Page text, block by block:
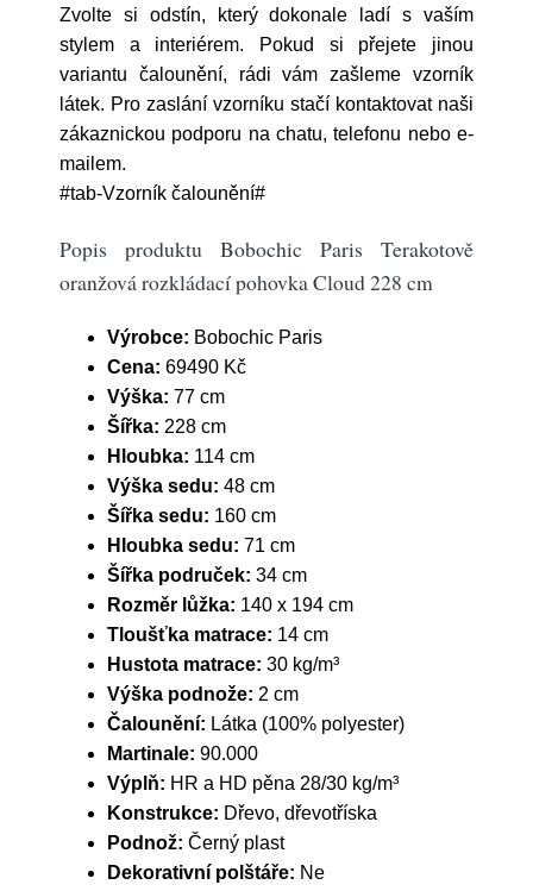
Zvolte si odstín, který dokonale ladí s vaším
stylem a interiérem. Pokud si přejete jinou
variantu čalounění, rádi vám zašleme vzorník
látek. Pro zaslání vzorníku stačí kontaktovat naši
zákaznickou podporu na chatu, telefonu nebo e-
mailem.
#tab-Vzorník čalounění#
Popis produktu Bobochic Paris Terakotově
oranžová rozkládací pohovka Cloud 228 cm
Výrobce: Bobochic Paris
Cena: 69490 Kč
Výška: 77 cm
Šířka: 228 cm
Hloubka: 114 cm
Výška sedu: 48 cm
Šířka sedu: 160 cm
Hloubka sedu: 71 cm
Šířka područek: 34 cm
Rozměr lůžka: 140 x 194 cm
Tloušťka matrace: 14 cm
Hustota matrace: 30 kg/m³
Výška podnože: 2 cm
Čalounění: Látka (100% polyester)
Martinale: 90.000
Výplň: HR a HD pěna 28/30 kg/m³
Konstrukce: Dřevo, dřevotříska
Podnož: Černý plast
Dekorativní polštáře: Ne